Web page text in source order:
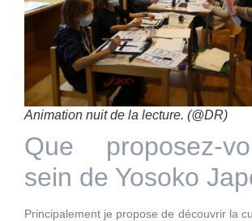
Animation nuit de la lecture. (@DR)
Que proposez-
sein de Yosoko
Principalement je propose de découvrir la